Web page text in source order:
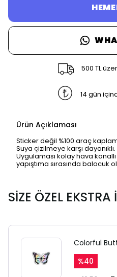
500 TL
14 gün
Ürün Açıklaması
Sticker değil %100 araç
Suya çizilmeye karşı dayanıklı.
Uygulaması kolay hava
yapıştıma sırasında balocuk
SİZE ÖZEL
Colorful
%40